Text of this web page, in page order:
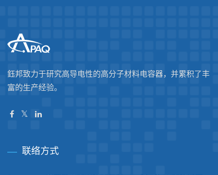
鈺邦致力于研究高导电性的高分子材料电容器，并累积了丰
富的生产经验。
联络方式